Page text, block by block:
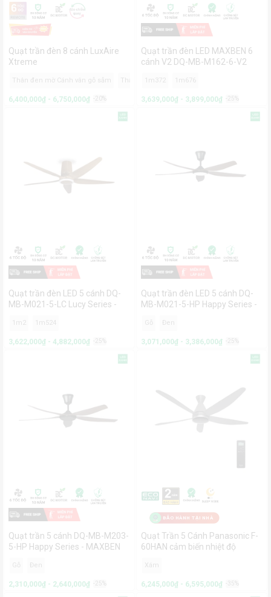
Quạt trần đèn 8 cánh LuxAire
Xtreme
Thân đen mờ Cánh vân gỗ sẫm Thân bạc bóng Cánh ghi xám
6,400,000₫ - 6,750,000₫
Quạt trần đèn LED MAXBEN 6
cánh V2 DQ-MB-M162-6-V2
1m372 1m676
3,639,000₫ - 3,899,000₫
Quạt trần đèn LED 5 cánh DQ-
MB-M021-5-LC Lucy Series -
1m2 1m524
3,622,000₫ - 4,882,000₫
Quạt trần đèn LED 5 cánh DQ-
MB-M021-5-HP Happy Series -
Gỗ Đen
3,071,000₫ - 3,386,000₫
Quạt trần 5 cánh DQ-MB-M203-
5-HP Happy Series - MAXBEN
Gỗ Đen
2,310,000₫ - 2,640,000₫
BẢO HÀNH TẠI NHÀ
Quạt Trần 5 Cánh Panasonic F-
60HAN cảm biến nhiệt độ
Xám
6,245,000₫ - 6,595,000₫ -35%